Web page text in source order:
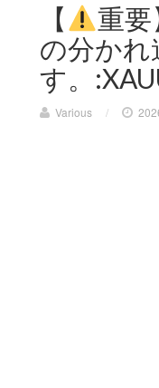
【
重
の分かれ
す。
Various /